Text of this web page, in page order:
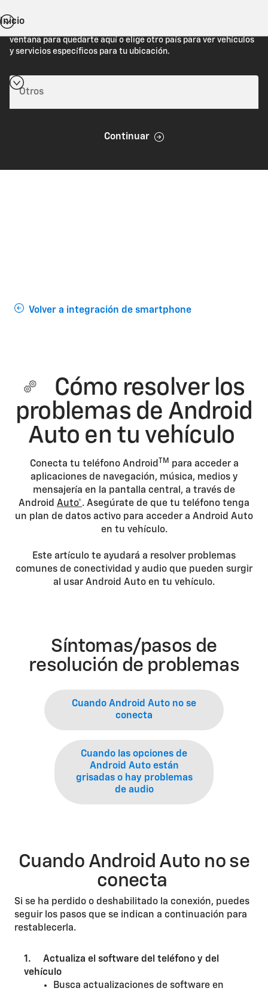
Estás viendo Chevrolet.com (Estados Unidos). Cierra esta
ventana para quedarte aquí o elige otro país para ver vehículos
y servicios específicos para tu ubicación.
Continuar
Inicio
Volver a integración de smartphone
Cómo resolver los
problemas de Android
Auto en tu vehículo
Conecta tu teléfono Android TM para acceder a
aplicaciones de navegación, música, medios y
mensajería en la pantalla central, a través de
Android Auto*. Asegúrate de que tu teléfono tenga
un plan de datos activo para acceder a Android Auto
en tu vehículo.
Este artículo te ayudará a resolver problemas
comunes de conectividad y audio que pueden surgir
al usar Android Auto en tu vehículo.
Síntomas/pasos de
resolución de problemas
Cuando Android Auto no se
conecta
Cuando las opciones de
Android Auto están
grisadas o hay problemas
de audio
Cuando Android Auto no se
conecta
Si se ha perdido o deshabilitado la conexión, puedes
seguir los pasos que se indican a continuación para
restablecerla.
1. Actualiza el software del teléfono y del
vehículo
Busca actualizaciones de software en